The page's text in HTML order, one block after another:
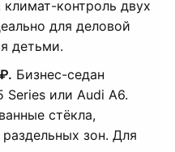
контроль двух
для деловой
детьми.
Бизнес-седан
Series или Audi A6.
стёкла,
зон. Для